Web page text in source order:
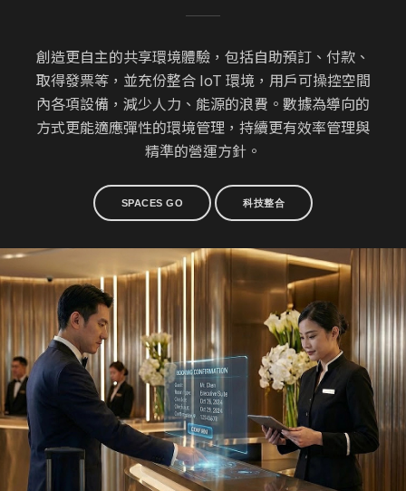
創造更自主的共享環境體驗，包括自助預訂、付款、
取得發票等，並充份整合 IoT 環境，用戶可操控空間
內各項設備，減少人力、能源的浪費。數據為導向的
方式更能適應彈性的環境管理，持續更有效率管理與
精準的營運方針。
SPACES GO 科技整合